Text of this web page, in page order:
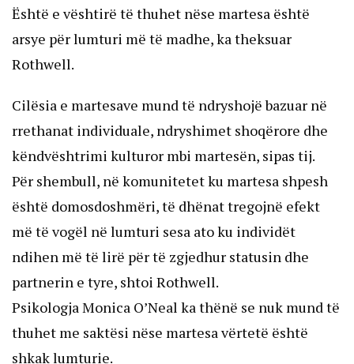
Është e vështirë të thuhet nëse martesa është
arsye për lumturi më të madhe, ka theksuar
Rothwell.
Cilësia e martesave mund të ndryshojë bazuar në
rrethanat individuale, ndryshimet shoqërore dhe
këndvështrimi kulturor mbi martesën, sipas tij.
Për shembull, në komunitetet ku martesa shpesh
është domosdoshmëri, të dhënat tregojnë efekt
më të vogël në lumturi sesa ato ku individët
ndihen më të lirë për të zgjedhur statusin dhe
partnerin e tyre, shtoi Rothwell.
Psikologja Monica O’Neal ka thënë se nuk mund të
thuhet me saktësi nëse martesa vërtetë është
shkak lumturie.